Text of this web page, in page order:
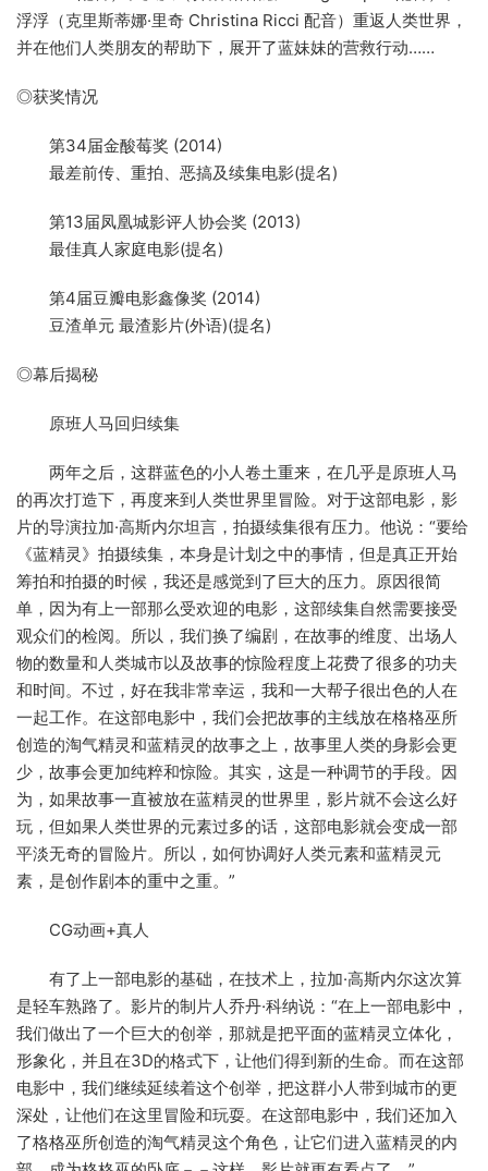
浮浮（克里斯蒂娜·里奇 Christina Ricci 配音）重返人类世界，
并在他们人类朋友的帮助下，展开了蓝妹妹的营救行动……
◎获奖情况
第34届金酸莓奖 (2014)
最差前传、重拍、恶搞及续集电影(提名)
第13届凤凰城影评人协会奖 (2013)
最佳真人家庭电影(提名)
第4届豆瓣电影鑫像奖 (2014)
豆渣单元 最渣影片(外语)(提名)
◎幕后揭秘
原班人马回归续集
两年之后，这群蓝色的小人卷土重来，在几乎是原班人马
的再次打造下，再度来到人类世界里冒险。对于这部电影，影
片的导演拉加·高斯内尔坦言，拍摄续集很有压力。他说：“要给
《蓝精灵》拍摄续集，本身是计划之中的事情，但是真正开始
筹拍和拍摄的时候，我还是感觉到了巨大的压力。原因很简
单，因为有上一部那么受欢迎的电影，这部续集自然需要接受
观众们的检阅。所以，我们换了编剧，在故事的维度、出场人
物的数量和人类城市以及故事的惊险程度上花费了很多的功夫
和时间。不过，好在我非常幸运，我和一大帮子很出色的人在
一起工作。在这部电影中，我们会把故事的主线放在格格巫所
创造的淘气精灵和蓝精灵的故事之上，故事里人类的身影会更
少，故事会更加纯粹和惊险。其实，这是一种调节的手段。因
为，如果故事一直被放在蓝精灵的世界里，影片就不会这么好
玩，但如果人类世界的元素过多的话，这部电影就会变成一部
平淡无奇的冒险片。所以，如何协调好人类元素和蓝精灵元
素，是创作剧本的重中之重。”
CG动画+真人
有了上一部电影的基础，在技术上，拉加·高斯内尔这次算
是轻车熟路了。影片的制片人乔丹·科纳说：“在上一部电影中，
我们做出了一个巨大的创举，那就是把平面的蓝精灵立体化，
形象化，并且在3D的格式下，让他们得到新的生命。而在这部
电影中，我们继续延续着这个创举，把这群小人带到城市的更
深处，让他们在这里冒险和玩耍。在这部电影中，我们还加入
了格格巫所创造的淘气精灵这个角色，让它们进入蓝精灵的内